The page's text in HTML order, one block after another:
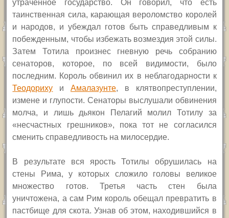
утраченное государство. Он говорил, что есть
таинственная сила, карающая вероломство королей
и народов, и убеждал готов быть справедливым к
побежденным, чтобы избежать возмездия этой силы.
Затем Тотила произнес гневную речь собранию
сенаторов, которое, по всей видимости, было
последним. Король обвинил их в неблагодарности к
Теодориху и Амалазунте, в клятвопреступлении,
измене и глупости. Сенаторы выслушали обвинения
молча, и лишь дьякон Пелагий молил Тотилу за
«несчастных грешников», пока тот не согласился
сменить справедливость на милосердие.
В результате вся ярость Тотилы обрушилась на
стены Рима, у которых сложило головы великое
множество готов. Третья часть стен была
уничтожена, а сам Рим король обещал превратить в
пастбище для скота. Узнав об этом, находившийся в